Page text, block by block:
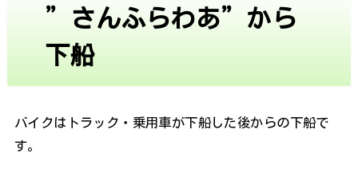
”さんふらわあ”から
下船
バイクはトラック・乗用車が下船した後からの下船で
す。